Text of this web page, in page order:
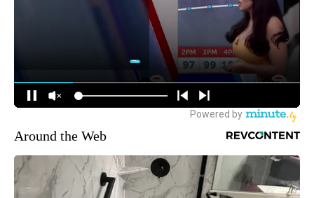
Around the Web